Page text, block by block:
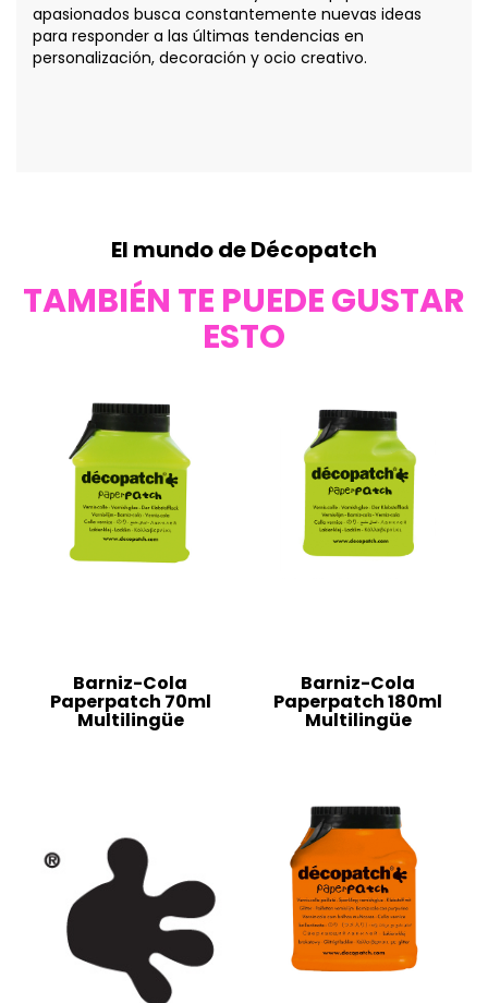
apasionados busca constantemente nuevas ideas
para responder a las últimas tendencias en
personalización, decoración y ocio creativo.
El mundo de Décopatch
TAMBIÉN TE PUEDE GUSTAR
ESTO
Barniz-Cola
Paperpatch 70ml
Multilingüe
Barniz-Cola
Paperpatch 180ml
Multilingüe